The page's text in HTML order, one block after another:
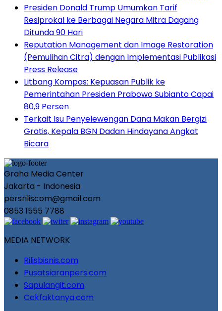
Presiden Donald Trump Umumkan Tarif
Resiprokal ke Berbagai Negara Mitra Dagang
Ditunda 90 Hari
Reputation Management dan Image Restoration
(Pemulihan Citra) dengan Implementasi Publikasi
Press Release
Litbang Kompas: Kepuasan Publik ke
Pemerintahan Presiden Prabowo Subianto Capai
80,9 Persen
Terkait Isu Penyelewengan Dana Makan Bergizi
Gratis, Kepala BGN Dadan Hindayana Angkat
Bicara
Graha Media Center
Jakarta - Indonesia
persriliscom@gmail.com
0853 1555 7788
MEDIA NETWORK
Rilisbisnis.com
Pusatsiaranpers.com
Sapulangit.com
Cekfaktanya.com